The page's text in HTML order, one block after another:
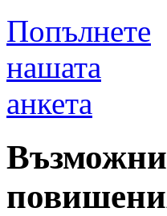
Попълнете
нашата
анкета
Възможни